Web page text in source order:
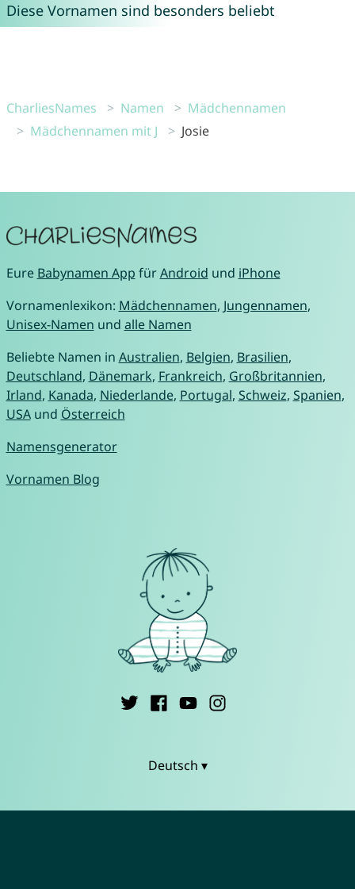
Diese Vornamen sind besonders beliebt
CharliesNames Namen
Mädchennamen
Mädchennamen mit J
Josie
Eure Babynamen App fürAndroid und iPhone
Vornamenlexikon: Mädchennamen, Jungennamen,
Unisex-Namen und alle Namen
Beliebte Namen in Australien, Belgien, Brasilien,
Deutschland, Dänemark, Frankreich, Großbritannien,
Irland, Kanada, Niederlande, Portugal, Schweiz, Spanien,
USAund Österreich
Namensgenerator
Vornamen Blog
Deutsch ▾